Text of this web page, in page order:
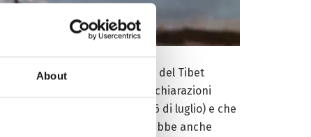
About
la massima autorità spirituale del Tibet
la storia vera – viste le dichiarazioni
(cioè quest’anno, il 6 di luglio) e che
ceto sociale e censo, potrebbe anche